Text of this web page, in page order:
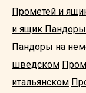
Прометей и
и ящик
Пандоры на
шведском
итальянском